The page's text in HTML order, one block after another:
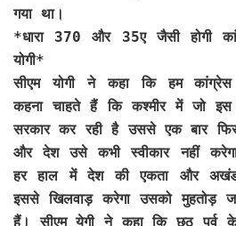
गया था।
*धारा 370 और 35ए जैसी होगी
योगी*
सीएम योगी ने कहा कि हम
कहना चाहते हैं कि कश्मीर में जो
सरकार कर रही है उससे एक बार
और देश उसे कभी स्वीकार नहीं
हर हाल में देश की एकता और
इससे खिलवाड़ करेगा उसको मुहतोड़
हैं। सीएम येगी ने कहा कि छठ पर्व